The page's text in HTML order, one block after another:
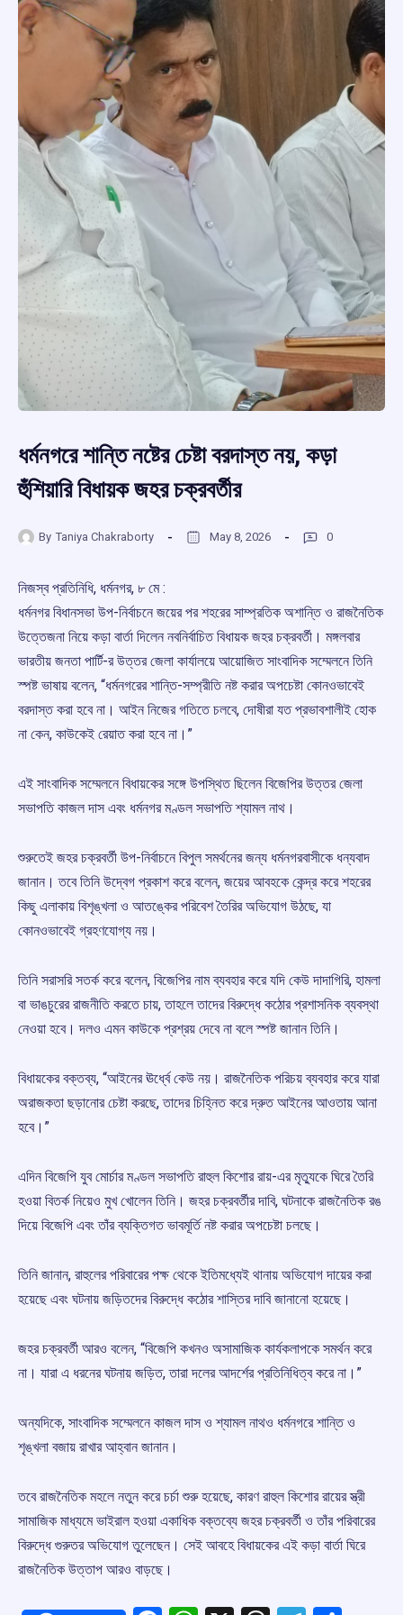
ধর্মনগরে শান্তি নষ্টের চেষ্টা বরদাস্ত নয়, কড়া
হুঁশিয়ারি বিধায়ক জহর চক্রবর্তীর
By Taniya Chakraborty May 8, 2026 0
নিজস্ব প্রতিনিধি, ধর্মনগর, ৮ মে :
ধর্মনগর বিধানসভা উপ-নির্বাচনে জয়ের পর শহরের সাম্প্রতিক অশান্তি ও রাজনৈতিক
উত্তেজনা নিয়ে কড়া বার্তা দিলেন নবনির্বাচিত বিধায়ক জহর চক্রবর্তী। মঙ্গলবার
ভারতীয় জনতা পার্টি-র উত্তর জেলা কার্যালয়ে আয়োজিত সাংবাদিক সম্মেলনে তিনি
স্পষ্ট ভাষায় বলেন, “ধর্মনগরের শান্তি-সম্প্রীতি নষ্ট করার অপচেষ্টা কোনওভাবেই
বরদাস্ত করা হবে না। আইন নিজের গতিতে চলবে, দোষীরা যত প্রভাবশালীই হোক
না কেন, কাউকেই রেয়াত করা হবে না।”
এই সাংবাদিক সম্মেলনে বিধায়কের সঙ্গে উপস্থিত ছিলেন বিজেপির উত্তর জেলা
সভাপতি কাজল দাস এবং ধর্মনগর মণ্ডল সভাপতি শ্যামল নাথ।
শুরুতেই জহর চক্রবর্তী উপ-নির্বাচনে বিপুল সমর্থনের জন্য ধর্মনগরবাসীকে ধন্যবাদ
জানান। তবে তিনি উদ্বেগ প্রকাশ করে বলেন, জয়ের আবহকে কেন্দ্র করে শহরের
কিছু এলাকায় বিশৃঙ্খলা ও আতঙ্কের পরিবেশ তৈরির অভিযোগ উঠছে, যা
কোনওভাবেই গ্রহণযোগ্য নয়।
তিনি সরাসরি সতর্ক করে বলেন, বিজেপির নাম ব্যবহার করে যদি কেউ দাদাগিরি, হামলা
বা ভাঙচুরের রাজনীতি করতে চায়, তাহলে তাদের বিরুদ্ধে কঠোর প্রশাসনিক ব্যবস্থা
নেওয়া হবে। দলও এমন কাউকে প্রশ্রয় দেবে না বলে স্পষ্ট জানান তিনি।
বিধায়কের বক্তব্য, “আইনের ঊর্ধ্বে কেউ নয়। রাজনৈতিক পরিচয় ব্যবহার করে যারা
অরাজকতা ছড়ানোর চেষ্টা করছে, তাদের চিহ্নিত করে দ্রুত আইনের আওতায় আনা
হবে।”
এদিন বিজেপি যুব মোর্চার মণ্ডল সভাপতি রাহুল কিশোর রায়-এর মৃত্যুকে ঘিরে তৈরি
হওয়া বিতর্ক নিয়েও মুখ খোলেন তিনি। জহর চক্রবর্তীর দাবি, ঘটনাকে রাজনৈতিক রঙ
দিয়ে বিজেপি এবং তাঁর ব্যক্তিগত ভাবমূর্তি নষ্ট করার অপচেষ্টা চলছে।
তিনি জানান, রাহুলের পরিবারের পক্ষ থেকে ইতিমধ্যেই থানায় অভিযোগ দায়ের করা
হয়েছে এবং ঘটনায় জড়িতদের বিরুদ্ধে কঠোর শাস্তির দাবি জানানো হয়েছে।
জহর চক্রবর্তী আরও বলেন, “বিজেপি কখনও অসামাজিক কার্যকলাপকে সমর্থন করে
না। যারা এ ধরনের ঘটনায় জড়িত, তারা দলের আদর্শের প্রতিনিধিত্ব করে না।”
অন্যদিকে, সাংবাদিক সম্মেলনে কাজল দাস ও শ্যামল নাথও ধর্মনগরে শান্তি ও
শৃঙ্খলা বজায় রাখার আহ্বান জানান।
তবে রাজনৈতিক মহলে নতুন করে চর্চা শুরু হয়েছে, কারণ রাহুল কিশোর রায়ের স্ত্রী
সামাজিক মাধ্যমে ভাইরাল হওয়া একাধিক বক্তব্যে জহর চক্রবর্তী ও তাঁর পরিবারের
বিরুদ্ধে গুরুতর অভিযোগ তুলেছেন। সেই আবহে বিধায়কের এই কড়া বার্তা ঘিরে
রাজনৈতিক উত্তাপ আরও বাড়ছে।